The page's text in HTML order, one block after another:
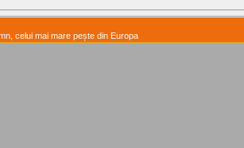
celui mai mare pește din Europa